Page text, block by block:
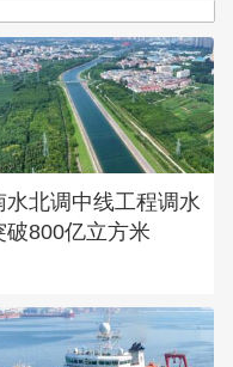
水北调中线工程调水
破800亿立方米